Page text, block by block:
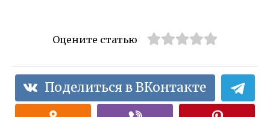
Оцените статью
Поделиться в ВКонтакте